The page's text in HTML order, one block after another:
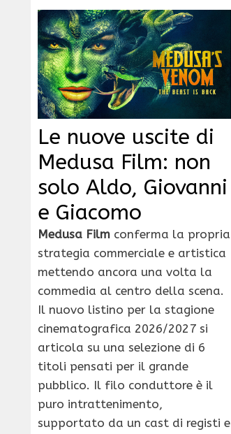
Le nuove uscite di
Medusa Film: non
solo Aldo, Giovanni
e Giacomo
Medusa Film conferma la propria
strategia commerciale e artistica
mettendo ancora una volta la
commedia al centro della scena.
Il nuovo listino per la stagione
cinematografica 2026/2027 si
articola su una selezione di 6
titoli pensati per il grande
pubblico. Il filo conduttore è il
puro intrattenimento,
supportato da un cast di registi e